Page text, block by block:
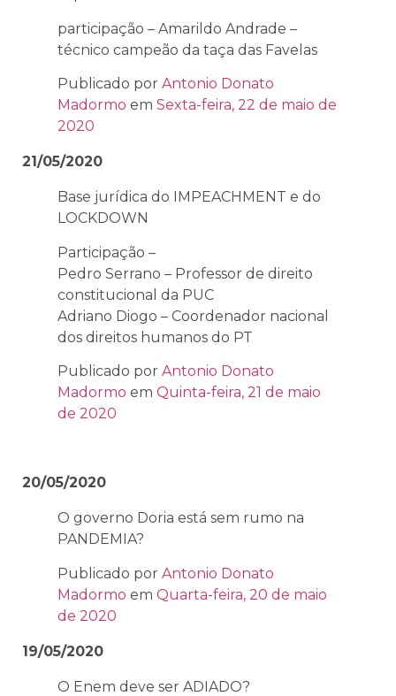
participação – Amarildo Andrade –
técnico campeão da taça das Favelas
Publicado por Antonio Donato
Madormo em Sexta-feira, 22 de maio de
2020
21/05/2020
Base jurídica do IMPEACHMENT e do
LOCKDOWN
Participação –
Pedro Serrano – Professor de direito
constitucional da PUC
Adriano Diogo – Coordenador nacional
dos direitos humanos do PT
Publicado por Antonio Donato
Madormo em Quinta-feira, 21 de maio
de 2020
20/05/2020
O governo Doria está sem rumo na
PANDEMIA?
Publicado por Antonio Donato
Madormo em Quarta-feira, 20 de maio
de 2020
19/05/2020
O Enem deve ser ADIADO?